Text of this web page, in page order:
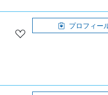
プロフィー